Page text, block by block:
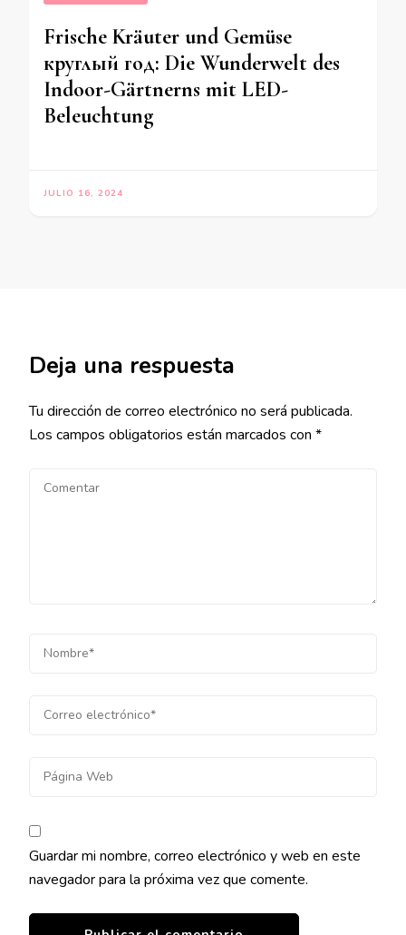
Frische Kräuter und Gemüse
круглый год: Die Wunderwelt des
Indoor-Gärtnerns mit LED-
Beleuchtung
JULIO 16, 2024
Deja una respuesta
Tu dirección de correo electrónico no será publicada.
Los campos obligatorios están marcados con *
Guardar mi nombre, correo electrónico y web en este
navegador para la próxima vez que comente.